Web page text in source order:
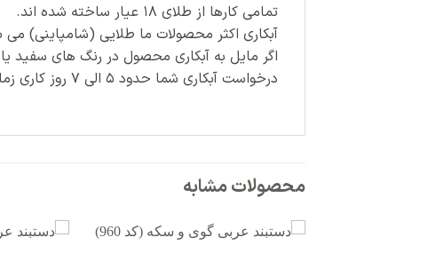
تمامی کارها از طلای ۱۸ عیار ساخته شده اند.
آبکاری اکثر محصولات ما طلایی (شامپاینی) می
اگر مایل به آبکاری محصول در رنگ های سفید
درخواست آبکاری شما حدود ۵ الی ۷ روز کاری زمان می برد و هزینه آن جداگانه محاسبه می شود.
محصولات مشابه